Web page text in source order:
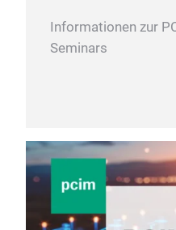
Informationen zur
Seminars